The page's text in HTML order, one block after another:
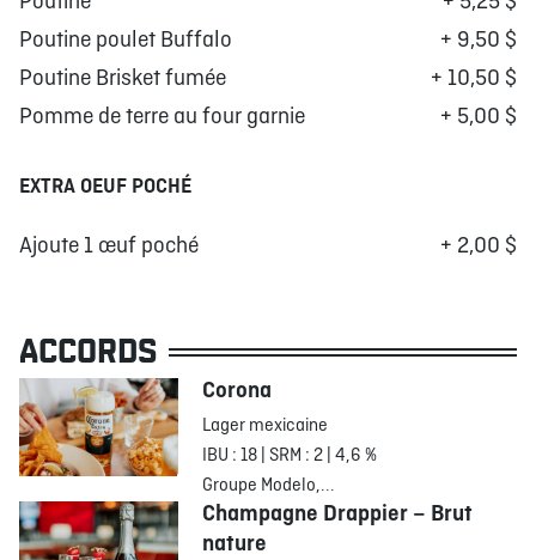
Poutine poulet Buffalo
+ 9,50 $
Poutine Brisket fumée
+ 10,50 $
Pomme de terre au four garnie
+ 5,00 $
EXTRA OEUF POCHÉ
Ajoute 1 œuf poché + 2,00 $
ACCORDS
Corona
Lager mexicaine
IBU : 18 | SRM : 2 | 4,6 %
Groupe Modelo,...
Champagne Drappier – Brut
nature